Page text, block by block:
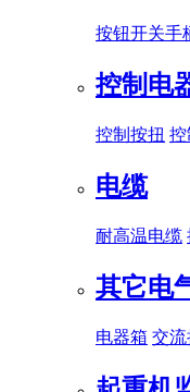
按钮开关手
控制电
控制按扭 控
电缆
耐高温电缆
其它电
电器箱 交流